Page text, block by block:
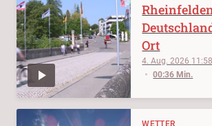
4. Aug. 2026 11:58
00:36 Min.
Ort
WETTER